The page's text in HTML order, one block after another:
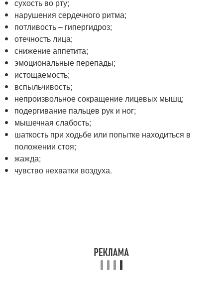
сухость во рту;
нарушения сердечного ритма;
потливость – гипергидроз;
отечность лица;
снижение аппетита;
эмоциональные перепады;
истощаемость;
вспыльчивость;
непроизвольное сокращение лицевых мышц;
подергивание пальцев рук и ног;
мышечная слабость;
шаткость при ходьбе или попытке находиться в
положении стоя;
жажда;
чувство нехватки воздуха.